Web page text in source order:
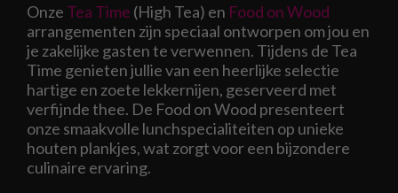
Onze Tea Time (High Tea) en Food on Wood
arrangementen zijn speciaal ontworpen om jou en
je zakelijke gasten te verwennen. Tijdens de Tea
Time genieten jullie van een heerlijke selectie
hartige en zoete lekkernijen, geserveerd met
verfijnde thee. De Food on Wood presenteert
onze smaakvolle lunchspecialiteiten op unieke
houten plankjes, wat zorgt voor een bijzondere
culinaire ervaring.